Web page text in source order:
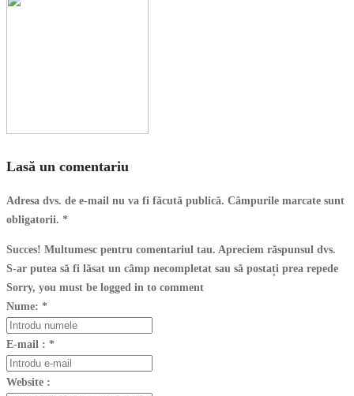
Lasă un comentariu
Adresa dvs. de e-mail nu va fi făcută publică. Câmpurile marcate sunt
obligatorii. *
Succes! Multumesc pentru comentariul tau. Apreciem răspunsul dvs.
S-ar putea să fi lăsat un câmp necompletat sau să postați prea repede
Sorry, you must be logged in to comment
Nume: *
E-mail : *
Website :